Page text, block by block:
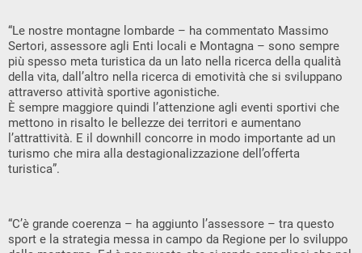
“Le nostre montagne lombarde – ha commentato Massimo
Sertori, assessore agli Enti locali e Montagna – sono sempre
più spesso meta turistica da un lato nella ricerca della qualità
della vita, dall’altro nella ricerca di emotività che si sviluppano
attraverso attività sportive agonistiche.
È sempre maggiore quindi l’attenzione agli eventi sportivi che
mettono in risalto le bellezze dei territori e aumentano
l’attrattività. E il downhill concorre in modo importante ad un
turismo che mira alla destagionalizzazione dell’offerta
turistica”.
“C’è grande coerenza – ha aggiunto l’assessore – tra questo
sport e la strategia messa in campo da Regione per lo sviluppo